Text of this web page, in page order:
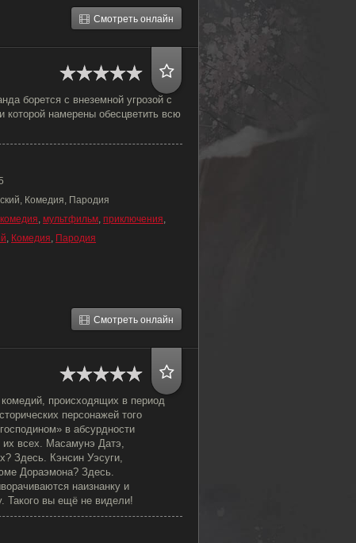
Смотреть онлайн
борется с внеземной угрозой с
которой намерены обесцветить всю
Комедия, Пародия
комедия, мультфильм, приключения,
, Комедия, Пародия
Смотреть онлайн
происходящих в период
персонажей того
в абсурдности
всех. Масамунэ Датэ,
Здесь. Кэнсин Уэсуги,
Дораэмона? Здесь.
наизнанку и
Такого вы ещё не видели!